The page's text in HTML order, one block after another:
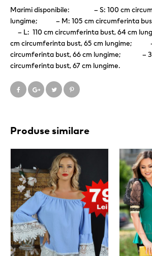
Marimi disponibile: – S: 100 cm
lungime; – M: 105 cm circumferinta
– L: 110 cm circumferinta bust, 64 cm
cm circumferinta bust, 65 cm lungime; –
circumferinta bust, 66 cm lungime; –
circumferinta bust, 67 cm lungime.
Produse similare